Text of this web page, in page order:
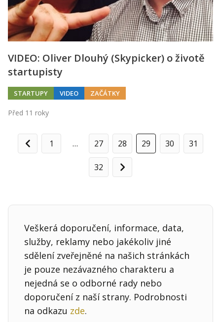
VIDEO: Oliver Dlouhý (Skypicker) o životě
startupisty
STARTUPY VIDEO ZAČÁTKY
Před 11 roky
Předchozí
1 … 27 28 29 30 31
32
Další
Veškerá doporučení, informace, data,
služby, reklamy nebo jakékoliv jiné
sdělení zveřejněné na našich stránkách
je pouze nezávazného charakteru a
nejedná se o odborné rady nebo
doporučení z naší strany. Podrobnosti
na odkazu zde.